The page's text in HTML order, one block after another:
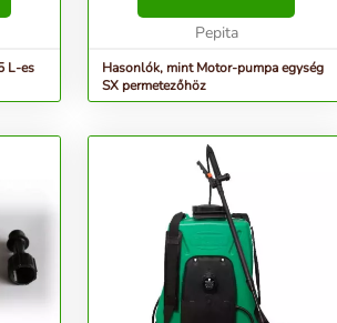
L-es
Pepita
Hasonlók, mint Motor-pumpa egység
SX permetezőhöz